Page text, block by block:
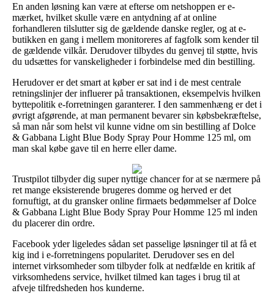
En anden løsning kan være at efterse om netshoppen er e-
mærket, hvilket skulle være en antydning af at online
forhandleren tilslutter sig de gældende danske regler, og at e-
butikken en gang i mellem monitoreres af fagfolk som kender til
de gældende vilkår. Derudover tilbydes du genvej til støtte, hvis
du udsættes for vanskeligheder i forbindelse med din bestilling.
Herudover er det smart at køber er sat ind i de mest centrale
retningslinjer der influerer på transaktionen, eksempelvis hvilken
byttepolitik e-forretningen garanterer. I den sammenhæng er det i
øvrigt afgørende, at man permanent bevarer sin købsbekræftelse,
så man når som helst vil kunne vidne om sin bestilling af Dolce
& Gabbana Light Blue Body Spray Pour Homme 125 ml, om
man skal købe gave til en herre eller dame.
Trustpilot tilbyder dig super nyttige chancer for at se nærmere på
ret mange eksisterende brugeres domme og herved er det
fornuftigt, at du gransker online firmaets bedømmelser af Dolce
& Gabbana Light Blue Body Spray Pour Homme 125 ml inden
du placerer din ordre.
Facebook yder ligeledes sådan set passelige løsninger til at få et
kig ind i e-forretningens popularitet. Derudover ses en del
internet virksomheder som tilbyder folk at nedfælde en kritik af
virksomhedens service, hvilket tilmed kan tages i brug til at
afveje tilfredsheden hos kunderne.